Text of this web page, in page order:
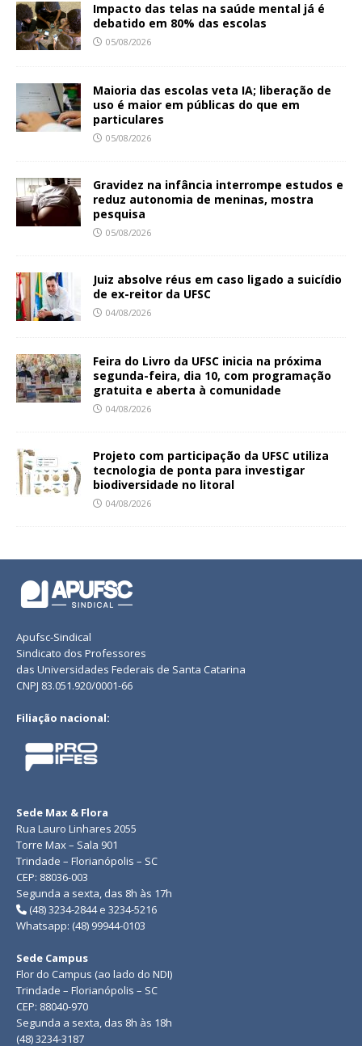
Impacto das telas na saúde mental já é
debatido em 80% das escolas
05/08/2026
Maioria das escolas veta IA; liberação de
uso é maior em públicas do que em
particulares
05/08/2026
Gravidez na infância interrompe estudos e
reduz autonomia de meninas, mostra
pesquisa
05/08/2026
Juiz absolve réus em caso ligado a suicídio
de ex-reitor da UFSC
04/08/2026
Feira do Livro da UFSC inicia na próxima
segunda-feira, dia 10, com programação
gratuita e aberta à comunidade
04/08/2026
Projeto com participação da UFSC utiliza
tecnologia de ponta para investigar
biodiversidade no litoral
04/08/2026
Apufsc-Sindical
Sindicato dos Professores
das Universidades Federais de Santa Catarina
CNPJ 83.051.920/0001-66
Filiação nacional:
Sede Max & Flora
Rua Lauro Linhares 2055
Torre Max – Sala 901
Trindade – Florianópolis – SC
CEP: 88036-003
Segunda a sexta, das 8h às 17h
(48) 3234-2844 e 3234-5216
Whatsapp: (48) 99944-0103
Sede Campus
Flor do Campus (ao lado do NDI)
Trindade – Florianópolis – SC
CEP: 88040-970
Segunda a sexta, das 8h às 18h
(48) 3234-3187